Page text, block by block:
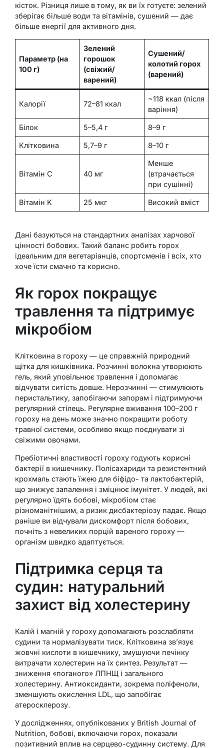
кісток. Різниця лише в тому, як ви їх готуєте: зелений
зберігає більше води та вітамінів, сушений — дає
більше енергії для активного дня.
Параметр (на
100 г)
Зелений
горошок
(свіжий/
варений)
Сушений/
колотий горох
(варений)
Калорії 72–81 ккал
~118 ккал (після
варіння)
Білок 5–5,4 г 8–9 г
Клітковина 5,7–9 г 8–10 г
Вітамін C 40 мг
Менше
(втрачається
при сушінні)
Вітамін K 25 мкг Високий вміст
Дані базуються на стандартних аналізах харчової
цінності бобових. Такий баланс робить горох
ідеальним для вегетаріанців, спортсменів і всіх, хто
хоче їсти смачно та корисно.
Як горох покращує
травлення та підтримує
мікробіом
Клітковина в гороху — це справжній природний
щітка для кишківника. Розчинні волокна утворюють
гель, який уповільнює травлення і допомагає
відчувати ситість довше. Нерозчинні — стимулюють
перистальтику, запобігаючи запорам і підтримуючи
регулярний стілець. Регулярне вживання 100–200 г
гороху на день може значно покращити роботу
травної системи, особливо якщо поєднувати зі
свіжими овочами.
Пребіотичні властивості гороху годують корисні
бактерії в кишечнику. Полісахариди та резистентний
крохмаль стають їжею для біфідо- та лактобактерій,
що знижує запалення і зміцнює імунітет. У людей, які
регулярно їдять бобові, мікробіом стає
різноманітнішим, а ризик дисбактеріозу падає. Якщо
раніше ви відчували дискомфорт після бобових,
почніть з невеликих порцій вареного гороху —
організм швидко адаптується.
Підтримка серця та
судин: натуральний
захист від холестерину
Калій і магній у гороху допомагають розслабляти
судини та нормалізувати тиск. Клітковина зв’язує
жовчні кислоти в кишечнику, змушуючи печінку
витрачати холестерин на їх синтез. Результат —
зниження «поганого» ЛПНЩ і загального
холестерину. Антиоксиданти, зокрема поліфеноли,
зменшують окислення LDL, що запобігає
атеросклерозу.
У дослідженнях, опублікованих у British Journal of
Nutrition, бобові, включаючи горох, показали
позитивний вплив на серцево-судинну систему. Для